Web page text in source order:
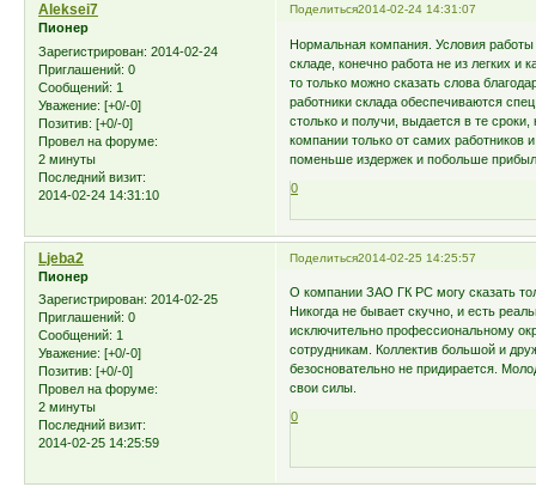
Поделиться2014-02-24 14:31:07
Aleksei7
Пионер
Зарегистрирован: 2014-02-24
Приглашений: 0
Сообщений: 1
Уважение: [+0/-0]
Позитив: [+0/-0]
Провел на форуме:
2 минуты
Последний визит:
2014-02-24 14:31:10
Нормальная компания. Условия
складе, конечно работа не из легких и
то только можно сказать слова
работники склада обеспечиваются
столько и получи, выдается в те
компании только от самих работников
поменьше издержек и побольше
0
Поделиться2014-02-25 14:25:57
Ljeba2
Пионер
Зарегистрирован: 2014-02-25
Приглашений: 0
Сообщений: 1
Уважение: [+0/-0]
Позитив: [+0/-0]
Провел на форуме:
2 минуты
Последний визит:
2014-02-25 14:25:59
О компании ЗАО ГК РС могу сказать
Никогда не бывает скучно, и есть
исключительно профессиональному
сотрудникам. Коллектив большой и
безосновательно не придирается.
свои силы.
0